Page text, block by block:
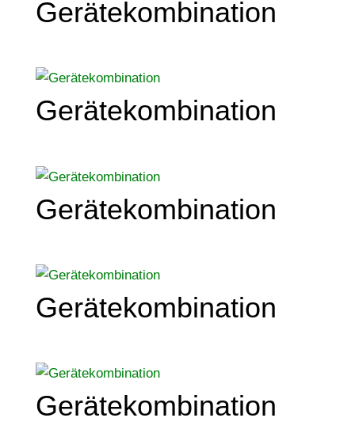
Gerätekombination
Gerätekombination
Gerätekombination
Gerätekombination
Gerätekombination